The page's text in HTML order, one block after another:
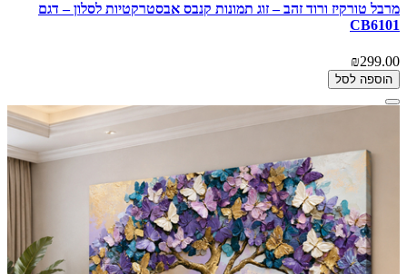
מרבל טורקיז ורוד זהב – זוג תמונות קנבס אבסטרקטיות לסלון – דגם
CB6101
₪299.00
הוספה לסל